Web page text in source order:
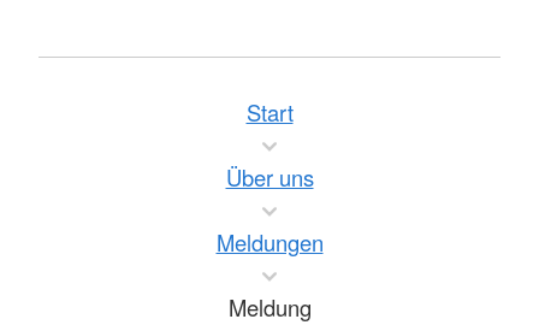
Start
Über uns
Meldungen
Meldung